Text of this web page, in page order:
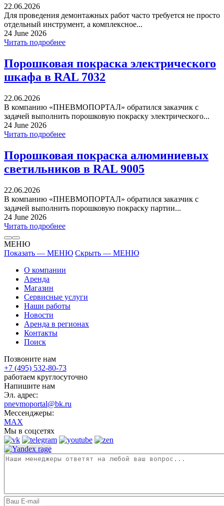
22.06.2026
Для проведения демонтажных работ часто требуется не просто
отдельный инструмент, а комплексное...
24 June 2026
Читать подробнее
Порошковая покраска электрического
шкафа в RAL 7032
22.06.2026
В компанию «ПНЕВМОПОРТАЛ» обратился заказчик с
задачей выполнить порошковую покраску электрического...
24 June 2026
Читать подробнее
Порошковая покраска алюминиевых
светильников в RAL 9005
22.06.2026
В компанию «ПНЕВМОПОРТАЛ» обратился заказчик с
задачей выполнить порошковую покраску партии...
24 June 2026
Читать подробнее
МЕНЮ
Показать — МЕНЮ Скрыть — МЕНЮ
О компании
Аренда
Магазин
Сервисные услуги
Наши работы
Новости
Аренда в регионах
Контакты
Поиск
Позвоните нам
+7 (495) 532-80-73
работаем круглосуточно
Напишите нам
Эл. адрес:
pnevmoportal@bk.ru
Мессенджеры:
MAX
Мы в соцсетях